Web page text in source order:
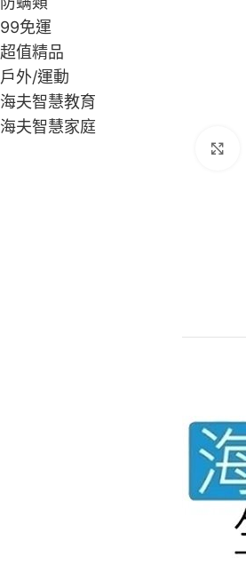
99免運
超值精品
戶外/運動
海夫智慧教育
海夫智慧家庭